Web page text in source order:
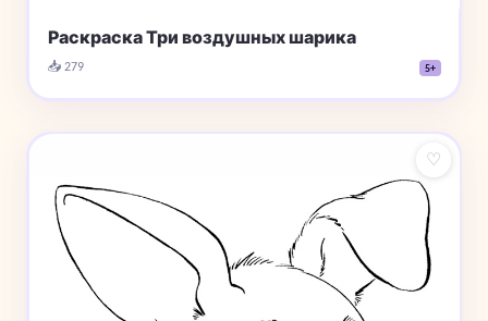
Раскраска Три воздушных шарика
📥 279 5+
♡